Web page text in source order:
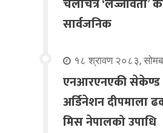
सार्वजनिक
१८ श्रावण २०८३,
एनआरएनएकी
अर्डिनेशन दीपमाला
मिस नेपालको उपाधि